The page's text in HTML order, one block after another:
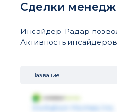
Сделки
Инсайдер-Радар
Активность
Название
Invitation Homes Inc.